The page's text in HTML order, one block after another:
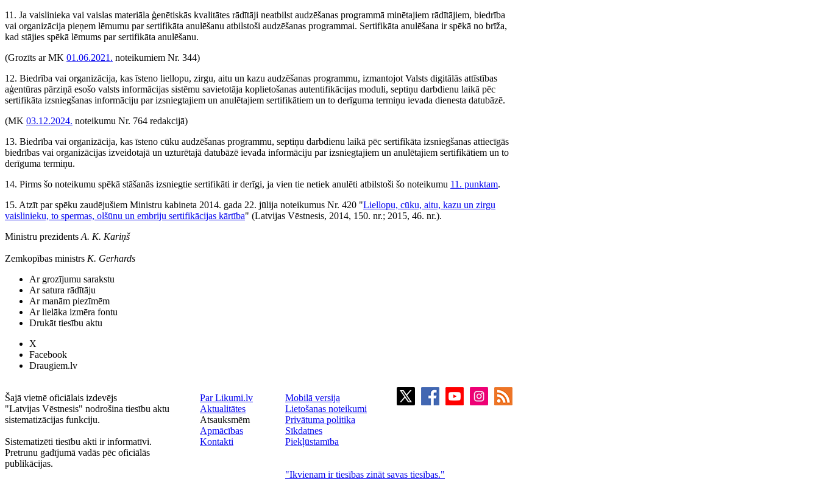
11. Ja vaislinieka vai vaislas materiāla ģenētiskās kvalitātes rādītāji neatbilst audzēšanas programmā minētajiem rādītājiem, biedrība
vai organizācija pieņem lēmumu par sertifikāta anulēšanu atbilstoši audzēšanas programmai. Sertifikāta anulēšana ir spēkā no brīža,
kad stājies spēkā lēmums par sertifikāta anulēšanu.
(Grozīts ar MK 01.06.2021. noteikumiem Nr. 344)
12. Biedrība vai organizācija, kas īsteno liellopu, zirgu, aitu un kazu audzēšanas programmu, izmantojot Valsts digitālās attīstības
aģentūras pārziņā esošo valsts informācijas sistēmu savietotāja koplietošanas autentifikācijas moduli, septiņu darbdienu laikā pēc
sertifikāta izsniegšanas informāciju par izsniegtajiem un anulētajiem sertifikātiem un to derīguma termiņu ievada dienesta datubāzē.
(MK 03.12.2024. noteikumu Nr. 764 redakcijā)
13. Biedrība vai organizācija, kas īsteno cūku audzēšanas programmu, septiņu darbdienu laikā pēc sertifikāta izsniegšanas attiecīgās
biedrības vai organizācijas izveidotajā un uzturētajā datubāzē ievada informāciju par izsniegtajiem un anulētajiem sertifikātiem un to
derīguma termiņu.
14. Pirms šo noteikumu spēkā stāšanās izsniegtie sertifikāti ir derīgi, ja vien tie netiek anulēti atbilstoši šo noteikumu 11. punktam.
15. Atzīt par spēku zaudējušiem Ministru kabineta 2014. gada 22. jūlija noteikumus Nr. 420 "Liellopu, cūku, aitu, kazu un zirgu
vaislinieku, to spermas, olšūnu un embriju sertifikācijas kārtība" (Latvijas Vēstnesis, 2014, 150. nr.; 2015, 46. nr.).
Ministru prezidents A. K. Kariņš
Zemkopības ministrs K. Gerhards
Ar grozījumu sarakstu
Ar satura rādītāju
Ar manām piezīmēm
Ar lielāka izmēra fontu
Drukāt tiesību aktu
X
Facebook
Draugiem.lv
Šajā vietnē oficiālais izdevējs
"Latvijas Vēstnesis" nodrošina tiesību aktu
sistematizācijas funkciju.
Sistematizēti tiesību akti ir informatīvi.
Pretrunu gadījumā vadās pēc oficiālās
publikācijas.
Par Likumi.lv
Aktualitātes
Atsauksmēm
Apmācības
Kontakti
Mobilā versija
Lietošanas noteikumi
Privātuma politika
Sīkdatnes
Piekļūstamība
"Ikvienam ir tiesības zināt savas tiesības."